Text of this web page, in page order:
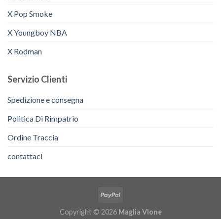
X Pop Smoke
X Youngboy NBA
X Rodman
Servizio Clienti
Spedizione e consegna
Politica Di Rimpatrio
Ordine Traccia
contattaci
Copyright © 2026 Maglia Vlone